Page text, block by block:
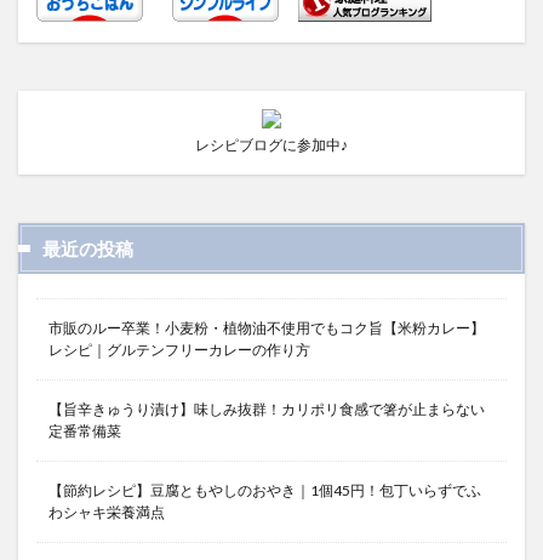
レシピブログに参加中♪
最近の投稿
市販のルー卒業！小麦粉・植物油不使用でもコク旨【米粉カレー】
レシピ｜グルテンフリーカレーの作り方
【旨辛きゅうり漬け】味しみ抜群！カリポリ食感で箸が止まらない
定番常備菜
【節約レシピ】豆腐ともやしのおやき｜1個45円！包丁いらずでふ
わシャキ栄養満点